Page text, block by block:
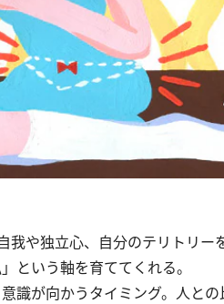
や独立心、自分のテリトリー
という軸を育ててくれる。
識が向かうタイミング。人と